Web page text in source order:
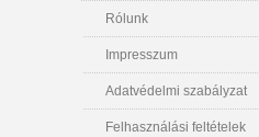
Rólunk
Impresszum
Adatvédelmi szabályzat
Felhasználási feltételek